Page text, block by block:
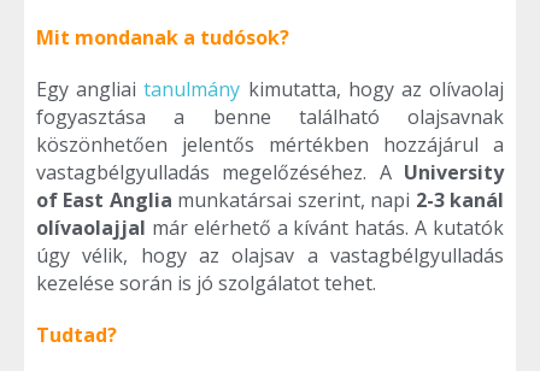
Mit mondanak a tudósok?
Egy angliaitanulmány kimutatta, hogy az olívaolaj
fogyasztása a benne található olajsavnak
köszönhetően jelentős mértékben hozzájárul a
vastagbélgyulladás megelőzéséhez. A University
of East Anglia munkatársai szerint, napi 2-3 kanál
olívaolajjal már elérhető a kívánt hatás. A kutatók
úgy vélik, hogy az olajsav a vastagbélgyulladás
kezelése során is jó szolgálatot tehet.
Tudtad?